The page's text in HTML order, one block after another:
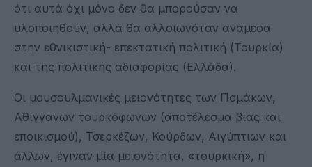
ότι αυτά όχι μόνο δεν θα μπορούσαν να
υλοποιηθούν, αλλά θα αλλοιωνόταν ανάμεσα
στην εθνικιστική- επεκτατική πολιτική (Τουρκία)
και της πολιτικής αδιαφορίας (Ελλάδα).
Οι μουσουλμανικές μειονότητες των Πομάκων,
Αθίγγανων τουρκόφωνων (αποτέλεσμα βίας και
εποικισμού), Τσερκέζων, Κούρδων, Αιγύπτιων και
άλλων, έγιναν μία μειονότητα, «τουρκική», η